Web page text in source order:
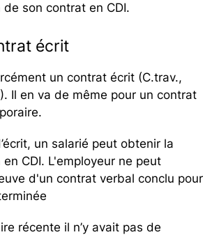
son contrat en CDI.
écrit
un contrat écrit (C.trav.,
Il en va de même pour un contrat
un salarié peut obtenir la
CDI. L'employeur ne peut
d'un contrat verbal conclu pour
récente il n’y avait pas de